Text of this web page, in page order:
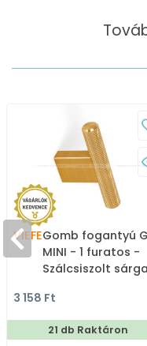
VIEFEGomb fogantyú
MINI - 1 furatos -
Szálcsiszolt
gombfogantyú,
bútorgomb
3 158 Ft
21 db Raktáron